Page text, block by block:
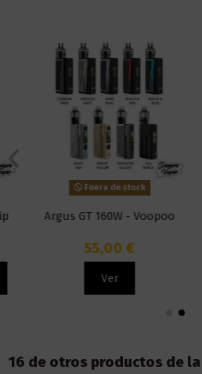
Fuera de stock
Argus GT 160W - Voopoo
55,00 €
16 de otros productos de